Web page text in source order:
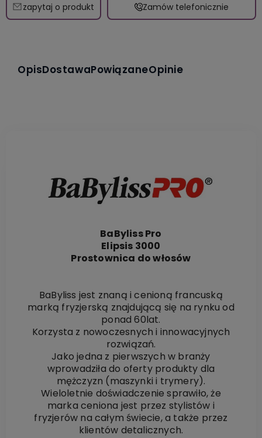
zapytaj o produkt Zamów telefonicznie
OpisDostawaPowiązaneOpinie
BaByliss Pro
Elipsis 3000
Prostownica do włosów
BaByliss jest znaną i cenioną francuską
marką fryzjerską znajdującą się na rynku od
ponad 60lat.
Korzysta z nowoczesnych i innowacyjnych
rozwiązań.
Jako jedna z pierwszych w branży
wprowadziła do oferty produkty dla
mężczyzn (maszynki i trymery).
Wieloletnie doświadczenie sprawiło, że
marka ceniona jest przez stylistów i
fryzjerów na całym świecie, a także przez
klientów detalicznych.